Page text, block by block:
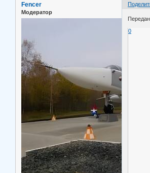
Fencer
Модератор
0